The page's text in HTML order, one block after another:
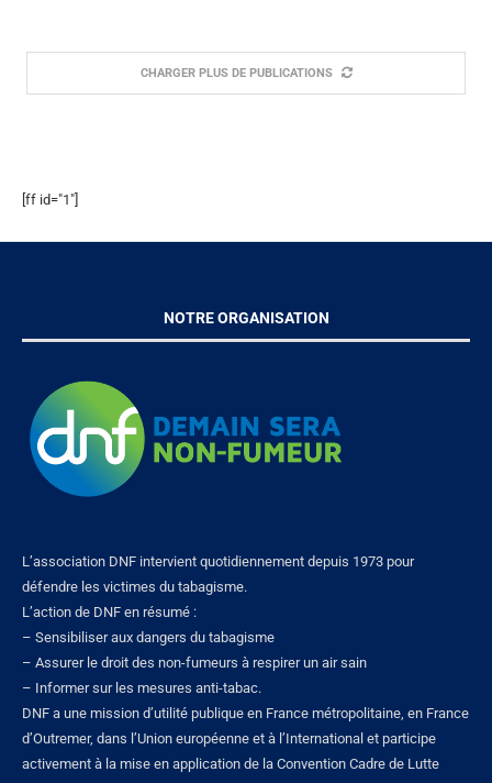
CHARGER PLUS DE PUBLICATIONS
[ff id="1"]
NOTRE ORGANISATION
L’association DNF intervient quotidiennement depuis 1973 pour
défendre les victimes du tabagisme.
L’action de DNF en résumé :
– Sensibiliser aux dangers du tabagisme
– Assurer le droit des non-fumeurs à respirer un air sain
– Informer sur les mesures anti-tabac.
DNF a une mission d’utilité publique en France métropolitaine, en France
d’Outremer, dans l’Union européenne et à l’International et participe
activement à la mise en application de la Convention Cadre de Lutte